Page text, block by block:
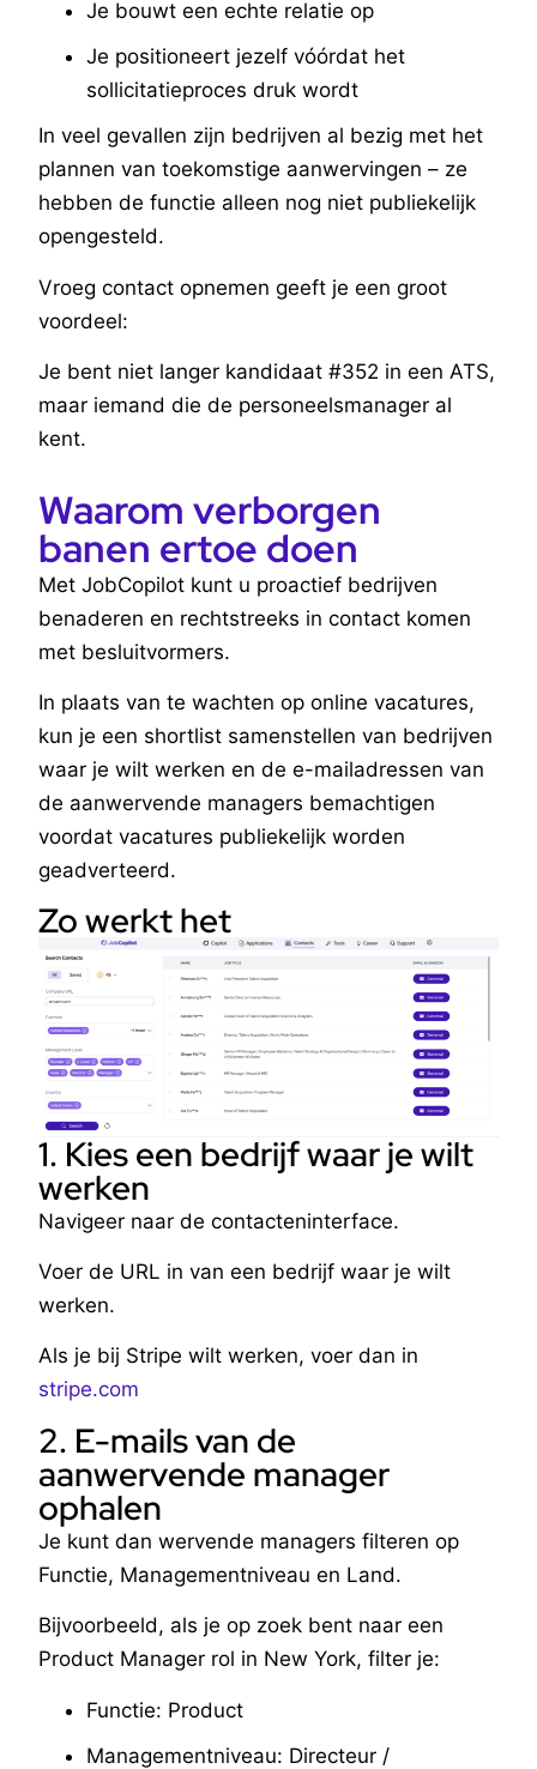
Je bouwt een echte relatie op
Je positioneert jezelf vóórdat het
sollicitatieproces druk wordt
In veel gevallen zijn bedrijven al bezig met het
plannen van toekomstige aanwervingen – ze
hebben de functie alleen nog niet publiekelijk
opengesteld.
Vroeg contact opnemen geeft je een groot
voordeel:
Je bent niet langer kandidaat #352 in een ATS,
maar iemand die de personeelsmanager al
kent.
Waarom verborgen
banen ertoe doen
Met JobCopilot kunt u proactief bedrijven
benaderen en rechtstreeks in contact komen
met besluitvormers.
In plaats van te wachten op online vacatures,
kun je een shortlist samenstellen van bedrijven
waar je wilt werken en de e-mailadressen van
de aanwervende managers bemachtigen
voordat vacatures publiekelijk worden
geadverteerd.
Zo werkt het
1. Kies een bedrijf waar je wilt
werken
Navigeer naar de contacteninterface.
Voer de URL in van een bedrijf waar je wilt
werken.
Als je bij Stripe wilt werken, voer dan in
stripe.com
2. E-mails van de
aanwervende manager
ophalen
Je kunt dan wervende managers filteren op
Functie, Managementniveau en Land.
Bijvoorbeeld, als je op zoek bent naar een
Product Manager rol in New York, filter je:
Functie: Product
Managementniveau: Directeur /